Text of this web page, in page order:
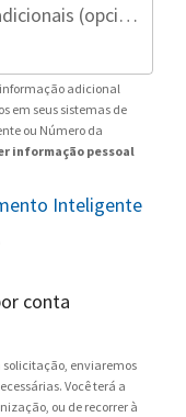
Informações de identificação adicionais (opcional)
adicional
em seus sistemas de
ou Número da
informação pessoal
Inteligente
conta
solicitação, enviaremos
Você terá a
ou de recorrer à